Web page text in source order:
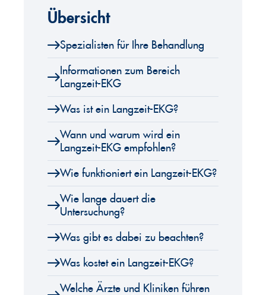
Übersicht
Spezialisten für Ihre Behandlung
Informationen zum Bereich
Langzeit-EKG
Was ist ein Langzeit-EKG?
Wann und warum wird ein
Langzeit-EKG empfohlen?
Wie funktioniert ein Langzeit-EKG?
Wie lange dauert die
Untersuchung?
Was gibt es dabei zu beachten?
Was kostet ein Langzeit-EKG?
Welche Ärzte und Kliniken führen